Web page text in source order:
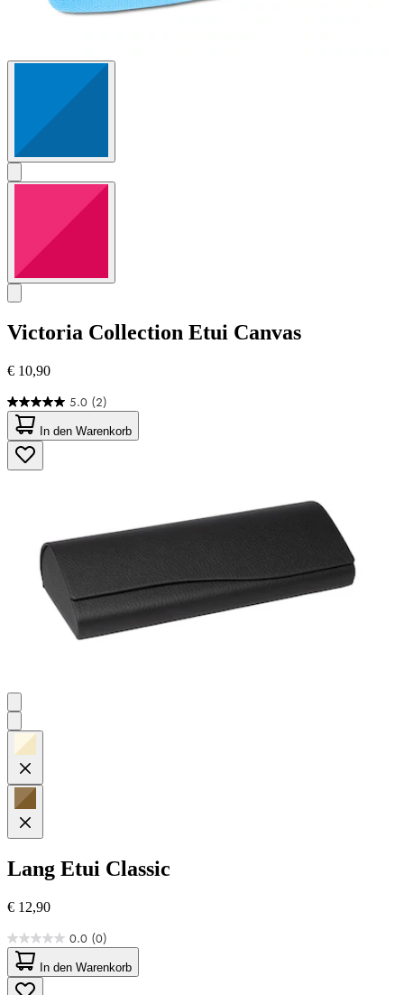
Victoria Collection Etui Canvas
€ 10,90
5.0 (2)
5.0
von
5
Sternen.
2
In den Warenkorb
Lang Etui Classic
€ 12,90
0.0 (0)
0.0
von
5
In den Warenkorb